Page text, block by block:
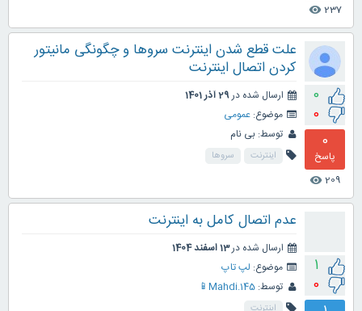
237
visibility
0
0
0
پاسخ
209
visibility
علت قطع شدن اینترنت سروها و چگونگی مانیتور
کردن اتصال اینترنت
ارسال شده در29 آذر 1401
موضوع: عمومی
توسط: بی نام
اینترنت سروها
1
0
عدم اتصال کامل به اینترنت
ارسال شده در13 اسفند 1404
موضوع: لپ تاپ
توسط: Mahdi.145📱